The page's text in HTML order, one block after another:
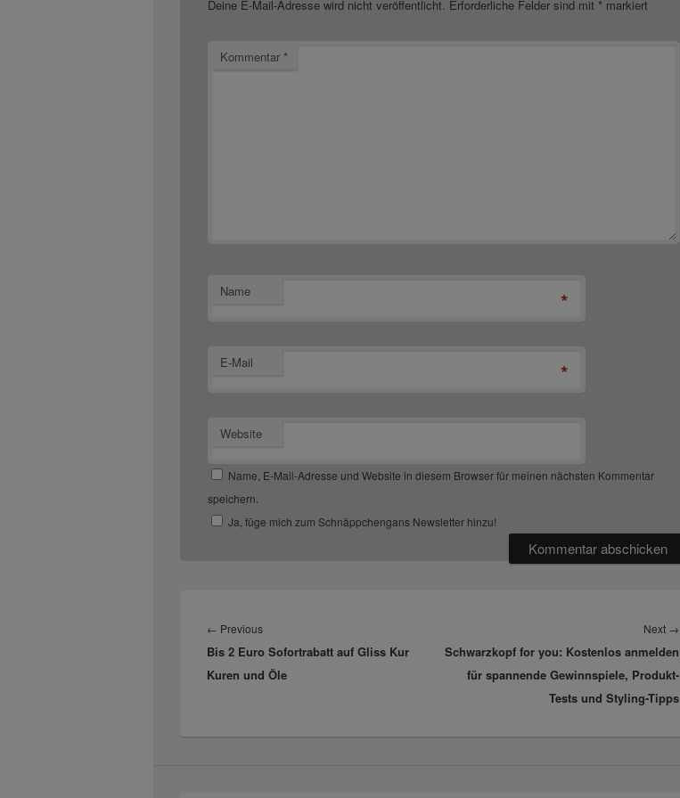
Deine E-Mail-Adresse wird nicht veröffentlicht. Erforderliche Felder sind mit * markiert
Kommentar *
Name *
E-Mail *
Website
Name, E-Mail-Adresse und Website in diesem Browser für meinen nächsten Kommentar
speichern.
Ja, füge mich zum Schnäppchengans Newsletter hinzu!
← PreviousPrevious
post:
Bis 2 Euro Sofortrabatt auf Gliss Kur
Kuren und Öle
Next →
Schwarzkopf for you: Kostenlos anmelden
für spannende Gewinnspiele, Produkt-
Tests und Styling-Tipps